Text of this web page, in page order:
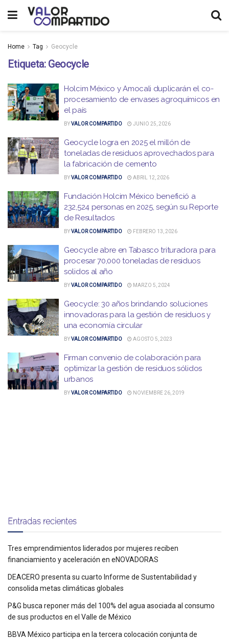
Home Tag Geocycle
Etiqueta: Geocycle
Holcim México y Amocali duplicarán el co-
procesamiento de envases agroquímicos en
el país
BYVALOR COMPARTIDO JUNIO 25, 2026
Geocycle logra en 2025 el millón de
toneladas de residuos aprovechados para
la fabricación de cemento
BYVALOR COMPARTIDO ABRIL 12, 2026
Fundación Holcim México benefició a
232,524 personas en 2025, según su Reporte
de Resultados
BYVALOR COMPARTIDO FEBRERO 13, 2026
Geocycle abre en Tabasco trituradora para
procesar 70,000 toneladas de residuos
solidos al año
BYVALOR COMPARTIDO MARZO 5, 2024
Geocycle: 30 años brindando soluciones
innovadoras para la gestión de residuos y
una economía circular
BYVALOR COMPARTIDO AGOSTO 5, 2023
Firman convenio de colaboración para
optimizar la gestión de residuos sólidos
urbanos
BYVALOR COMPARTIDO NOVIEMBRE 26, 2019
Entradas recientes
Tres emprendimientos liderados por mujeres reciben
financiamiento y aceleración en eNOVADORAS
DEACERO presenta su cuarto Informe de Sustentabilidad y
consolida metas climáticas globales
P&G busca reponer más del 100% del agua asociada al consumo
de sus productos en el Valle de México
BBVA México participa en la tercera colocación conjunta de